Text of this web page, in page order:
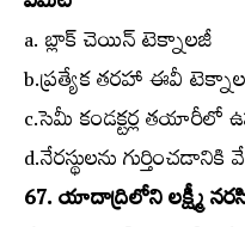
a. బ్లాక్‌ చెయిన్‌ టెక్నాలజీ
b.ప్రత్యేక తరహా ఈవీ
c.సెమీ కండక్టర్ల
d.నేరస్థులను గుర్తించడానికి
67. యాదాద్రిలోని లక్ష్మీ